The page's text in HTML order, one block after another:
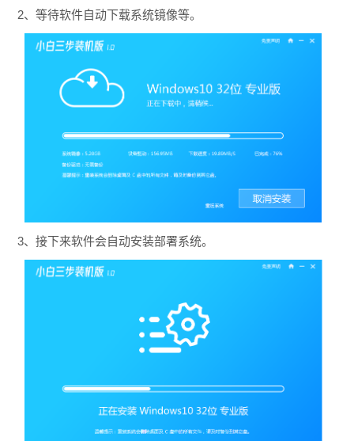
2、等待软件自动下载系统镜像等。
3、接下来软件会自动安装部署系统。